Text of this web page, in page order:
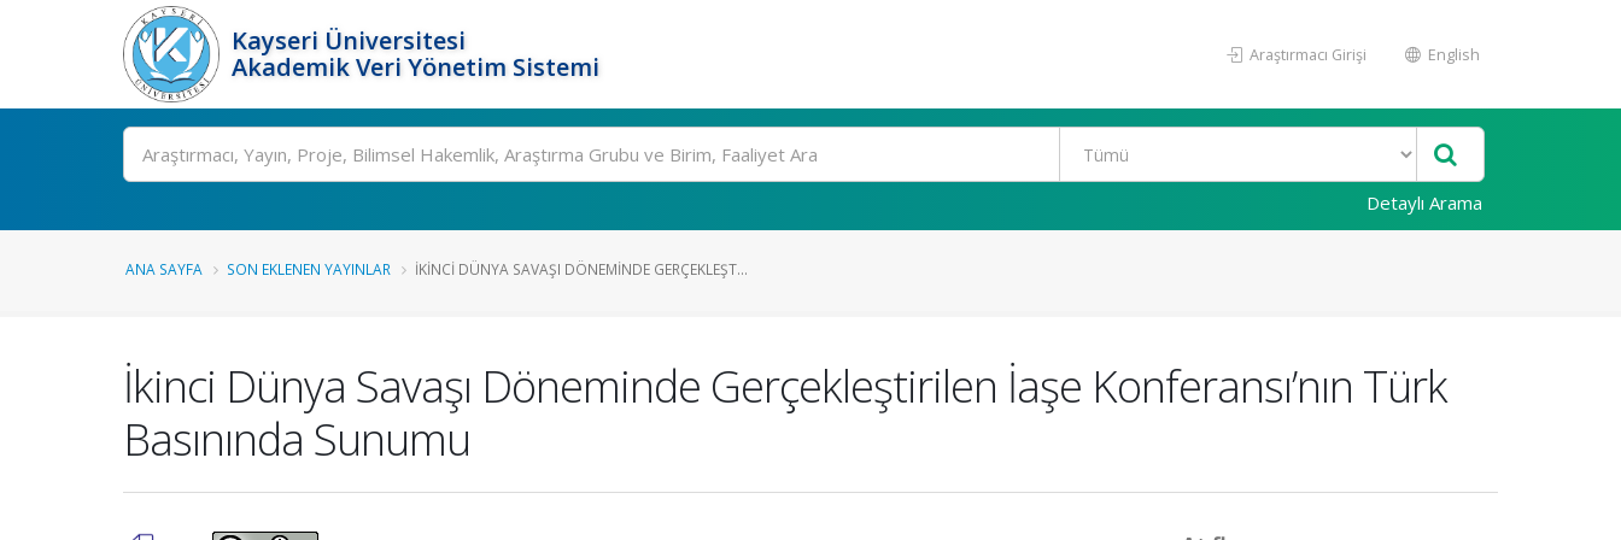
Kayseri Üniversitesi
Akademik Veri Yönetim Sistemi
Araştırmacı Girişi English
Ara
Detaylı Arama
ANA SAYFA SON EKLENEN YAYINLAR İKINCI DÜNYA SAVAŞI DÖNEMINDE GERÇEKLEŞT...
İkinci Dünya Savaşı Döneminde Gerçekleştirilen İaşe Konferansı’nın Türk
Basınında Sunumu